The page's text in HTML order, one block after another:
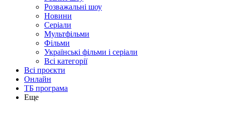
Розважальні шоу
Новини
Серіали
Мультфільми
Фільми
Українські фільми і серіали
Всі категорії
Всі проєкти
Онлайн
ТБ програма
Еще